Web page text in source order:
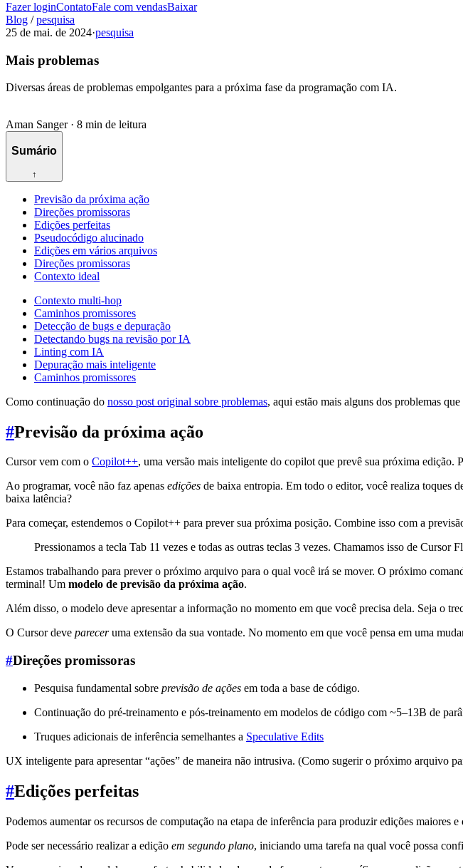
Fazer loginContatoFale com vendasBaixar
Blog / pesquisa
25 de mai. de 2024·pesquisa
Mais problemas
Diversas áreas de problemas empolgantes para a próxima fase da programação com IA.
Aman Sanger· 8 min de leitura
Sumário
↑
Previsão da próxima ação
Direções promissoras
Edições perfeitas
Pseudocódigo alucinado
Edições em vários arquivos
Direções promissoras
Contexto ideal
Contexto multi-hop
Caminhos promissores
Detecção de bugs e depuração
Detectando bugs na revisão por IA
Linting com IA
Depuração mais inteligente
Caminhos promissores
Como continuação do nosso post original sobre problemas, aqui estão mais alguns dos problemas
#Previsão da próxima ação
Cursor vem com o Copilot++, uma versão mais inteligente do copilot que prevê sua próxima edição.
Ao programar, você não faz apenas edições de baixa entropia. Em todo o editor, você realiza toques
baixa latência?
Para começar, estendemos o Copilot++ para prever sua próxima posição. Combine isso com a
Pressionamos a tecla Tab 11 vezes e todas as outras teclas 3 vezes. Chamamos isso de Cursor
Estamos trabalhando para prever o próximo arquivo para o qual você irá se mover. O próximo
terminal! Um modelo de previsão da próxima ação.
Além disso, o modelo deve apresentar a informação no momento em que você precisa dela. Seja o
O Cursor deve pareceruma extensão da sua vontade. No momento em que você pensa em uma
#Direções promissoras
Pesquisa fundamental sobre previsão de ações em toda a base de código.
Continuação do pré-treinamento e pós-treinamento em modelos de código com ~5–13B de
Truques adicionais de inferência semelhantes a Speculative Edits
UX inteligente para apresentar “ações” de maneira não intrusiva. (Como sugerir o próximo arquivo
#Edições perfeitas
Podemos aumentar os recursos de computação na etapa de inferência para produzir edições maiores
Pode ser necessário realizar a edição em segundo plano, iniciando uma tarefa na qual você possa